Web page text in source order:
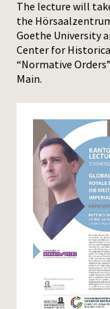
The lecture will
the
Goethe University
Center for
“Normative
Main.